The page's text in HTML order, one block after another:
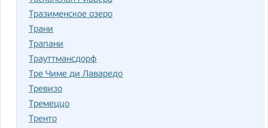
Тразименское озеро
Трани
Трапани
Трауттмансдорф
Тре Чиме ди Лаваредо
Тревизо
Тремеццо
Тренто